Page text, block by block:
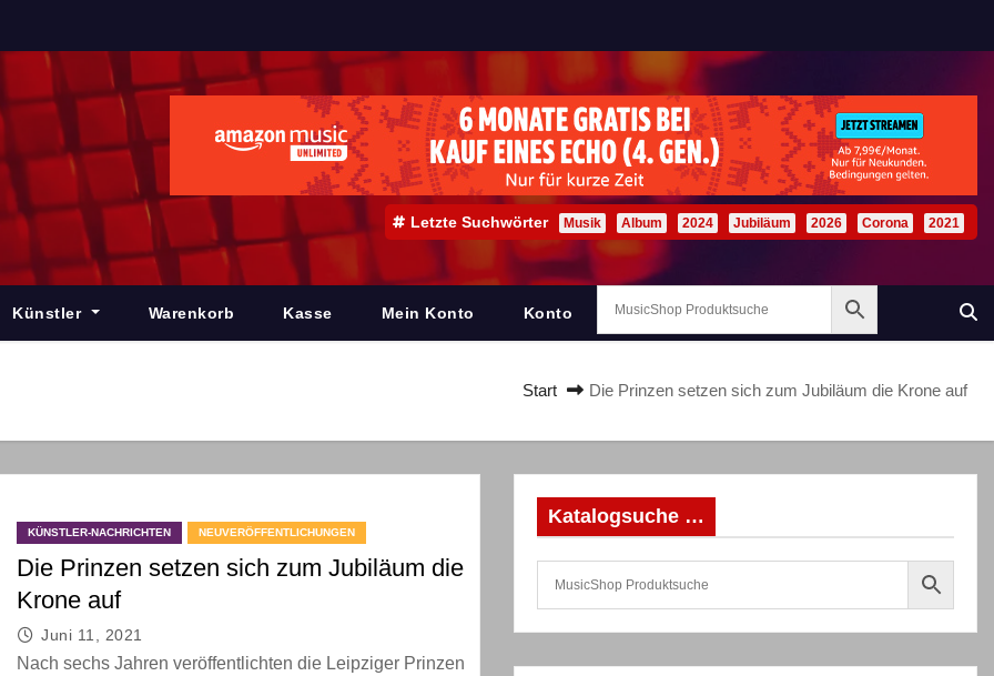
Letzte Suchwörter Musik Album 2024 Jubiläum 2026 Corona 2021
Künstler Warenkorb Kasse Mein Konto Konto
Start Die Prinzen setzen sich zum Jubiläum die Krone auf
KÜNSTLER-NACHRICHTEN NEUVERÖFFENTLICHUNGEN
Die Prinzen setzen sich zum Jubiläum die
Krone auf
Juni 11, 2021
Nach sechs Jahren veröffentlichten die Leipziger Prinzen
Katalogsuche …